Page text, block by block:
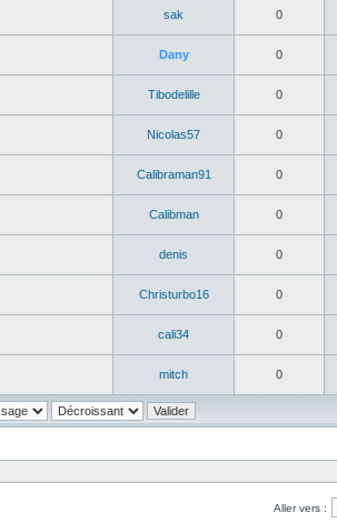
sak 0
Dany 0
Tibodelille 0
Nicolas57 0
Calibraman91 0
Calibman 0
denis 0
Christurbo16 0
cali34 0
mitch 0
Aller vers :